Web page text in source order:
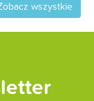
wszystkie